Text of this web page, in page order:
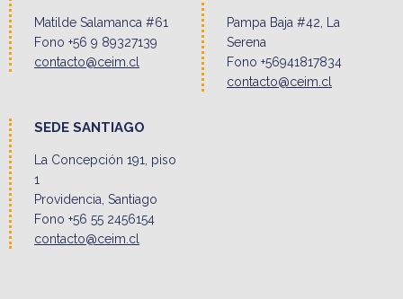
Matilde Salamanca #61
Fono +56 9 89327139
contacto@ceim.cl
Pampa Baja #42, La
Serena
Fono +56941817834
contacto@ceim.cl
SEDE SANTIAGO
La Concepción 191, piso
1
Providencia, Santiago
Fono +56 55 2456154
contacto@ceim.cl